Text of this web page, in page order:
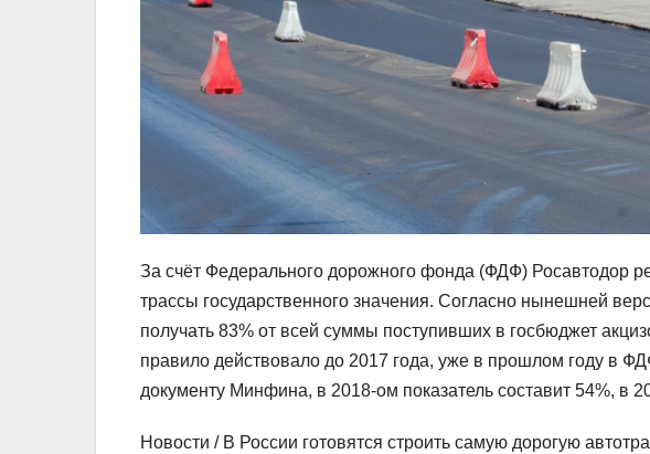
За счёт Федерального дорожного фонда (ФДФ) Росавтодор
трассы государственного значения. Согласно нынешней
получать 83% от всей суммы поступивших в госбюджет
правило действовало до 2017 года, уже в прошлом году в
документу Минфина, в 2018-ом показатель составит 54%, в
Новости / В России готовятся строить самую дорогую